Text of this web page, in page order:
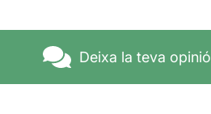
Deixa la teva opinió